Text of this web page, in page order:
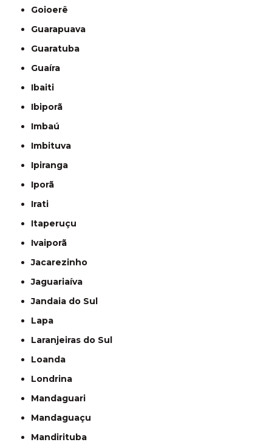
Goioerê
Guarapuava
Guaratuba
Guaíra
Ibaiti
Ibiporã
Imbaú
Imbituva
Ipiranga
Iporã
Irati
Itaperuçu
Ivaiporã
Jacarezinho
Jaguariaíva
Jandaia do Sul
Lapa
Laranjeiras do Sul
Loanda
Londrina
Mandaguari
Mandaguaçu
Mandirituba